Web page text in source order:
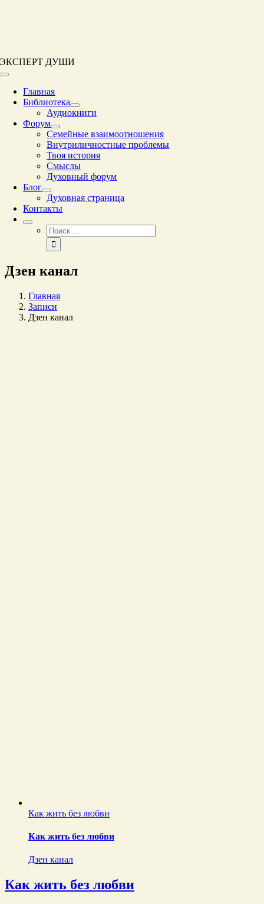
ЭКСПЕРТ ДУШИ
Переключение
навигацииГлавная
Библиотека
Аудиокниги
Форум
Семейные взаимоотношения
Внутриличностные проблемы
Твоя история
Смыслы
Духовный форум
Блог
Духовная страница
Контакты
Результат
поиска:
Дзен канал
Главная
Записи
Дзен канал
Как жить без любви
Как жить без любви
Дзен канал
Как жить без любви